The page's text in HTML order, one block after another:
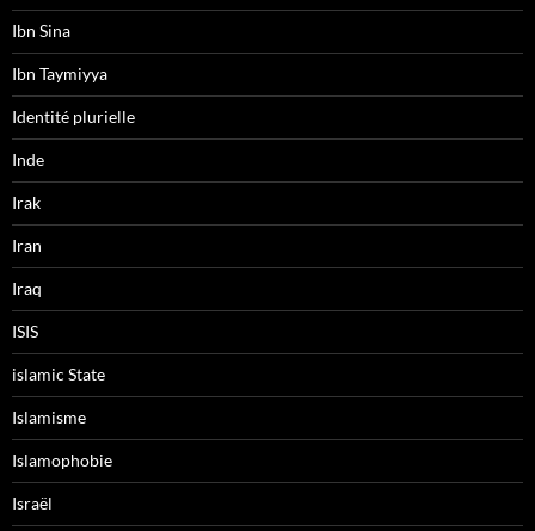
Ibn Sina
Ibn Taymiyya
Identité plurielle
Inde
Irak
Iran
Iraq
ISIS
islamic State
Islamisme
Islamophobie
Israël